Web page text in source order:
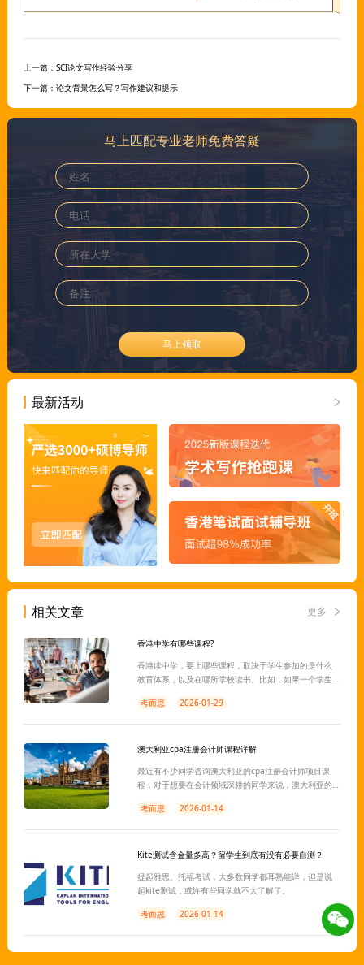
上一篇： SCI论文写作经验分享
下一篇： 论文背景怎么写？写作建议和提示
马上匹配专业老师免费答疑
马上领取
最新活动
相关文章 更多
香港中学有哪些课程?
香港读中学，要上哪些课程，取决于学生参加的是什么
教育体系，以及在哪所学校读书。比如，如果一个学生
就是IB、A-level这些国际课程，初中是GCSE/IGCSE等
考而思 2026-01-29
澳大利亚cpa注册会计师课程详解
最近有不少同学咨询澳大利亚的cpa注册会计师项目课
程，对于想要在会计领域深耕的同学来说，澳大利亚的
绍一下cpa项目都有哪些课程设置。
考而思 2026-01-14
Kite测试含金量多高？留学生到底有没有必要自测？
提起雅思、托福考试，大多数同学都耳熟能详，但是说
起kite测试，或许有些同学就不太了解了。
考而思 2026-01-14